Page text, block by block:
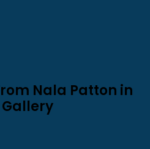
Nala Patton in